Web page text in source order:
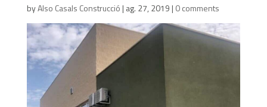
byAlso Casals Construcció | ag. 27, 2019 | 0 comments